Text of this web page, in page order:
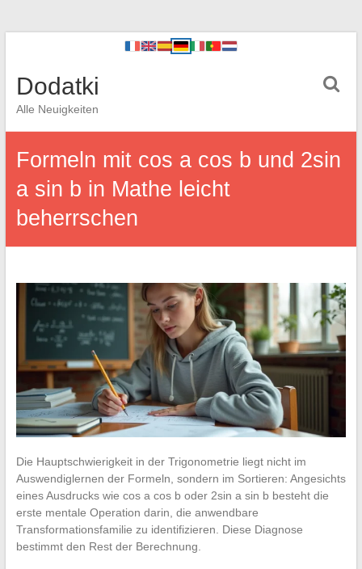
Dodatki
Alle Neuigkeiten
Formeln mit cos a cos b und 2sin
a sin b in Mathe leicht
beherrschen
Die Hauptschwierigkeit in der Trigonometrie liegt nicht im
Auswendiglernen der Formeln, sondern im Sortieren: Angesichts
eines Ausdrucks wie cos a cos b oder 2sin a sin b besteht die
erste mentale Operation darin, die anwendbare
Transformationsfamilie zu identifizieren. Diese Diagnose
bestimmt den Rest der Berechnung.